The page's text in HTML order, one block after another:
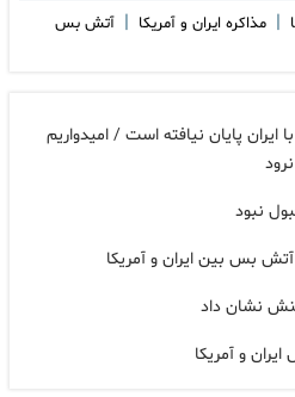
| مذاکره ایران و آمریکا | آتش بس
پایان نیافته است / امیدواریم
نبود
بس بین ایران و آمریکا
نشان داد
و آمریکا